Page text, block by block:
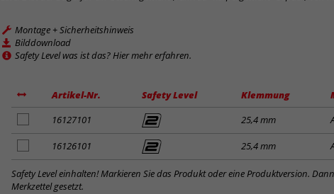
Montage + Sicherheitshinweis
Bilddownload
Safety Level was ist das? Hier mehr erfahren.
Artikel-Nr. Safety Level Klemmung
zum
Merkzettel
hinzufügen
16127101 25,4 mm
zum
Merkzettel
hinzufügen
16126101 25,4 mm
Safety Level einhalten! Markieren Sie das Produkt oder eine Produktversion.
Merkzettel gesetzt.